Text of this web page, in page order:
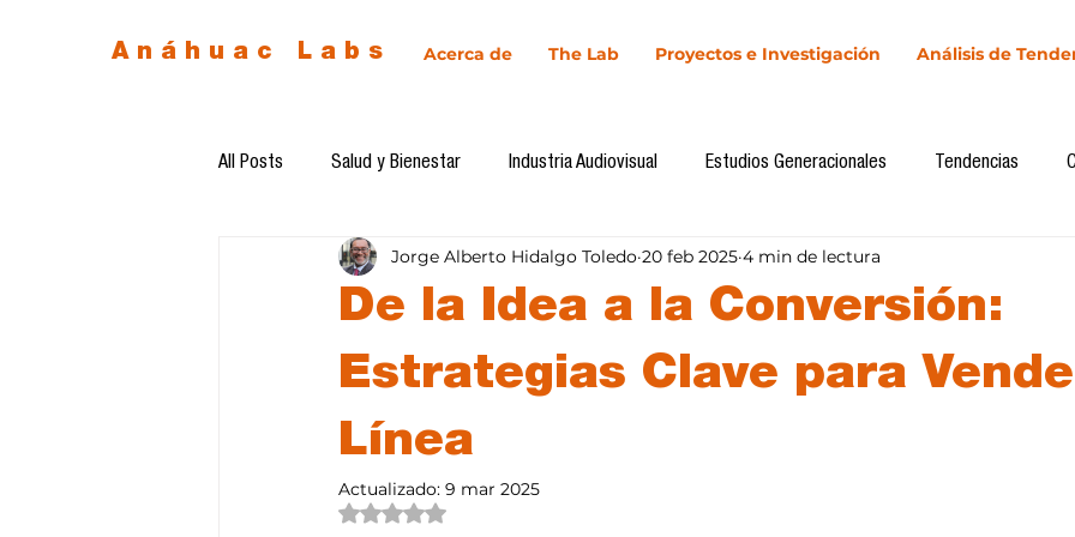
Anáhuac Labs Acerca de The Lab Proyectos e Investigación Análisis de
All Posts Salud y Bienestar Industria Audiovisual Estudios Generacionales Tendencias
Egresados Inteligencia Artificial Cultura Digital Comunicación y Sociedad
Diseño de futuro Ética de la Comunicación Investigación CICA/Sintaxis
Software del mes Cursos
De la Idea a la Conversión:
Estrategias Clave para
Línea
Jorge Alberto Hidalgo Toledo 20 feb 2025 4 min de lectura
Actualizado: 9 mar 2025
Obtuvo NaN de 5 estrellas.